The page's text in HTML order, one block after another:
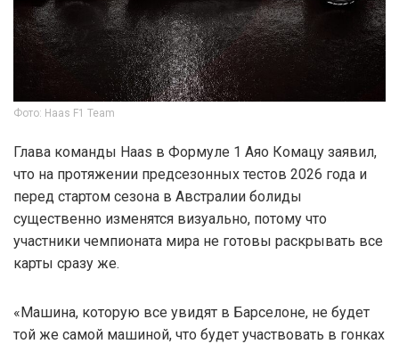
Фото: Haas F1 Team
Глава команды Haas в Формуле 1 Аяо Комацу заявил,
что на протяжении предсезонных тестов 2026 года и
перед стартом сезона в Австралии болиды
существенно изменятся визуально, потому что
участники чемпионата мира не готовы раскрывать все
карты сразу же.
«Машина, которую все увидят в Барселоне, не будет
той же самой машиной, что будет участвовать в гонках